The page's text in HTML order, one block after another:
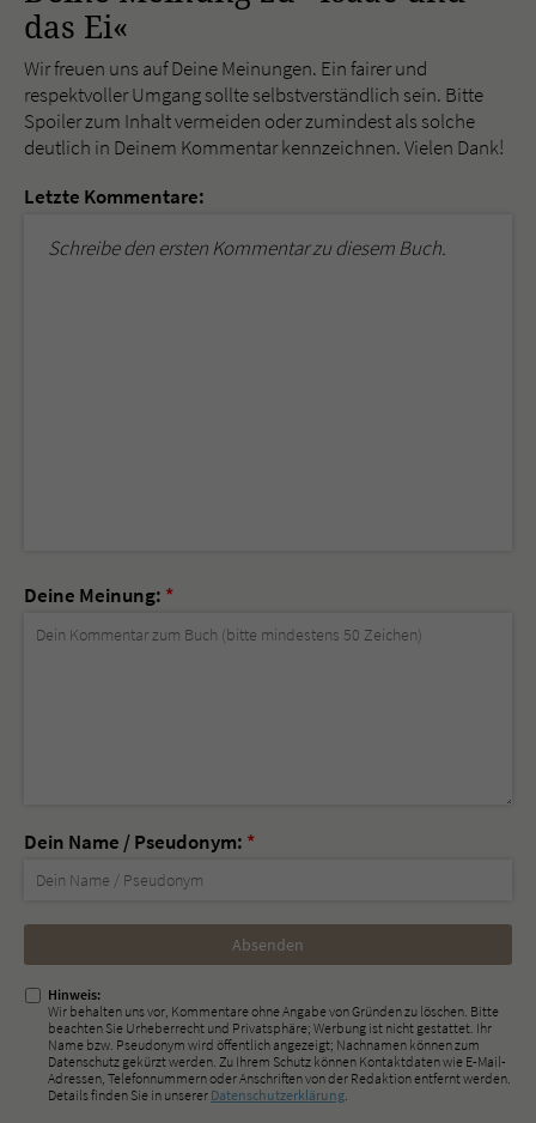
das Ei«
Wir freuen uns auf Deine Meinungen. Ein fairer und
respektvoller Umgang sollte selbstverständlich sein. Bitte
Spoiler zum Inhalt vermeiden oder zumindest als solche
deutlich in Deinem Kommentar kennzeichnen. Vielen Dank!
Letzte Kommentare:
Schreibe den ersten Kommentar zu diesem Buch.
Deine Meinung: *
Dein Name / Pseudonym: *
Nicht
ausfüllen!
Hinweis:
Wir behalten uns vor, Kommentare ohne Angabe von Gründen zu löschen. Bitte
beachten Sie Urheberrecht und Privatsphäre; Werbung ist nicht gestattet. Ihr
Name bzw. Pseudonym wird öffentlich angezeigt; Nachnamen können zum
Datenschutz gekürzt werden. Zu Ihrem Schutz können Kontaktdaten wie E-Mail-
Adressen, Telefonnummern oder Anschriften von der Redaktion entfernt werden.
Details finden Sie in unserer Datenschutzerklärung